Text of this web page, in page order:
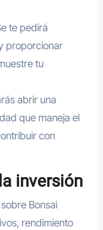
te pedirá
proporcionar
tu
abrir una
que maneja el
con
inversión
Bonsai
rendimiento